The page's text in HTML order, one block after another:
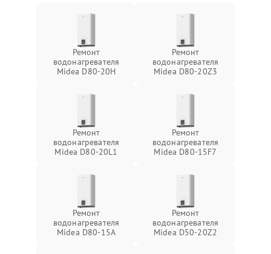
Ремонт
водонагревателя
Midea D80-20Н
Ремонт
водонагревателя
Midea D80-20Z3
Ремонт
водонагревателя
Midea D80-20L1
Ремонт
водонагревателя
Midea D80-15F7
Ремонт
водонагревателя
Midea D80-15A
Ремонт
водонагревателя
Midea D50-20Z2